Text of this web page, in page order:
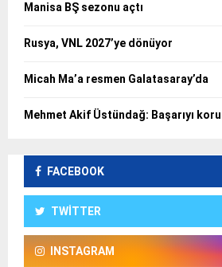
Manisa BŞ sezonu açtı
Rusya, VNL 2027’ye dönüyor
Micah Ma’a resmen Galatasaray’da
Mehmet Akif Üstündağ: Başarıyı
FACEBOOK
TWITTER
INSTAGRAM